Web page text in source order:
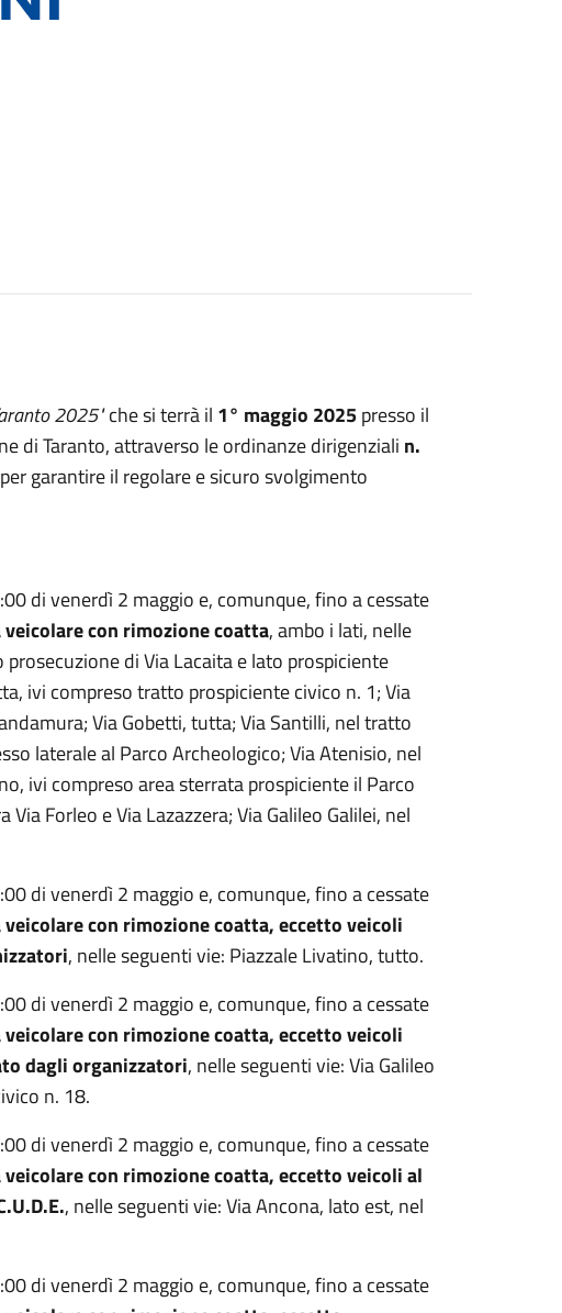
2025"che si terrà il 1° maggio 2025presso il
di Taranto, attraverso le ordinanze dirigenziali n.
garantire il regolare e sicuro svolgimento
di venerdì 2 maggio e, comunque, fino a cessate
con rimozione coatta, ambo i lati, nelle
di Via Lacaita e lato prospiciente
ivi compreso tratto prospiciente civico n. 1; Via
Via Gobetti, tutta; Via Santilli, nel tratto
laterale al Parco Archeologico; Via Atenisio, nel
ivi compreso area sterrata prospiciente il Parco
Forleo e Via Lazazzera; Via Galileo Galilei, nel
di venerdì 2 maggio e, comunque, fino a cessate
con rimozione coatta, eccetto veicoli
, nelle seguenti vie: Piazzale Livatino, tutto.
di venerdì 2 maggio e, comunque, fino a cessate
con rimozione coatta, eccetto veicoli
dagli organizzatori, nelle seguenti vie: Via Galileo
n. 18.
di venerdì 2 maggio e, comunque, fino a cessate
con rimozione coatta, eccetto veicoli al
, nelle seguenti vie: Via Ancona, lato est, nel
di venerdì 2 maggio e, comunque, fino a cessate